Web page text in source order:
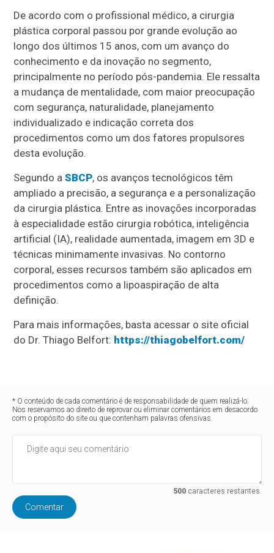
De acordo com o profissional médico, a cirurgia
plástica corporal passou por grande evolução ao
longo dos últimos 15 anos, com um avanço do
conhecimento e da inovação no segmento,
principalmente no período pós-pandemia. Ele ressalta
a mudança de mentalidade, com maior preocupação
com segurança, naturalidade, planejamento
individualizado e indicação correta dos
procedimentos como um dos fatores propulsores
desta evolução.
Segundo a SBCP, os avanços tecnológicos têm
ampliado a precisão, a segurança e a personalização
da cirurgia plástica. Entre as inovações incorporadas
à especialidade estão cirurgia robótica, inteligência
artificial (IA), realidade aumentada, imagem em 3D e
técnicas minimamente invasivas. No contorno
corporal, esses recursos também são aplicados em
procedimentos como a lipoaspiração de alta
definição.
Para mais informações, basta acessar o site oficial
do Dr. Thiago Belfort: https://thiagobelfort.com/
* O conteúdo de cada comentário é de responsabilidade de quem realizá-lo.
Nos reservamos ao direito de reprovar ou eliminar comentários em desacordo
com o propósito do site ou que contenham palavras ofensivas.
500caracteres restantes.
Comentar